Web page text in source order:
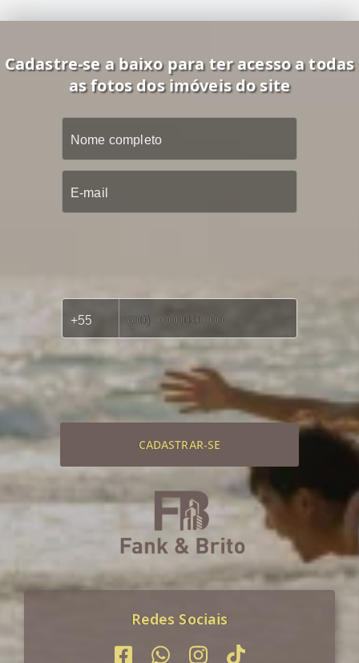
Cadastre-se a baixo para ter acesso a todas
as fotos dos imóveis do site
CADASTRAR-SE
Redes Sociais